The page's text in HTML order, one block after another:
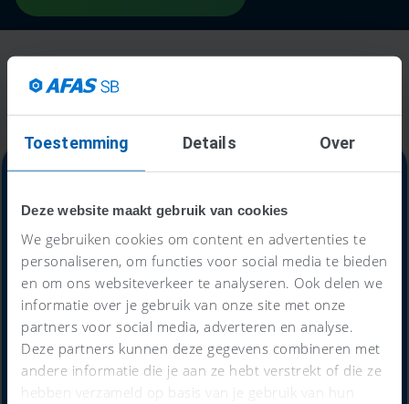
Toestemming Details Over
Deze website maakt gebruik van cookies
We gebruiken cookies om content en advertenties te
personaliseren, om functies voor social media te bieden
en om ons websiteverkeer te analyseren. Ook delen we
informatie over je gebruik van onze site met onze
partners voor social media, adverteren en analyse.
Deze partners kunnen deze gegevens combineren met
andere informatie die je aan ze hebt verstrekt of die ze
hebben verzameld op basis van je gebruik van hun
Alles-in-één-prijs
€59
per maand